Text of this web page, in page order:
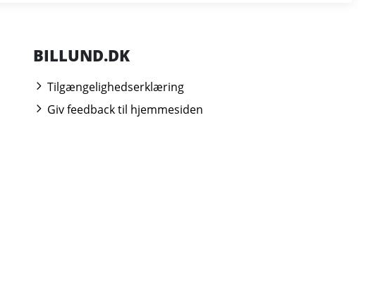
BILLUND.DK
Tilgængelighedserklæring
Giv feedback til hjemmesiden